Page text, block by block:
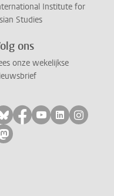
Institute for
Studies
ons
onze wekelijkse
Volg ons op bluesky
Volg ons op
Volg ons op
Volg ons
Volg
Volg ons op mastodon